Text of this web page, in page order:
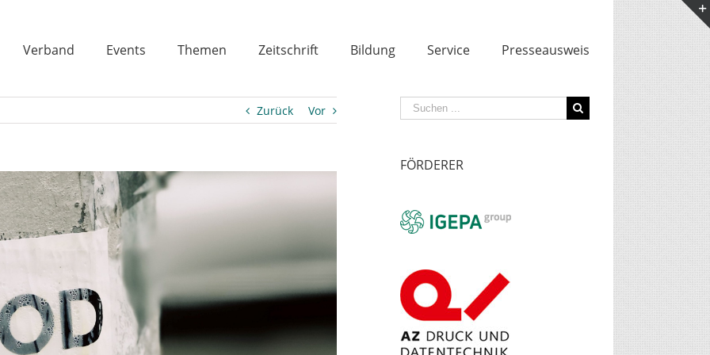
Verband Events Themen Zeitschrift Bildung Service Presseausweis
Zurück Vor
Suche
nach:
FÖRDERER